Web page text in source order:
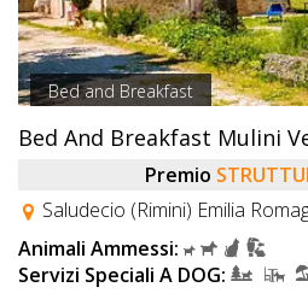
Bed and Breakfast
Bed And Breakfast Mulini
Premio
Saludecio (Rimini) Emilia
Animali Ammessi:
Servizi Speciali A DOG: